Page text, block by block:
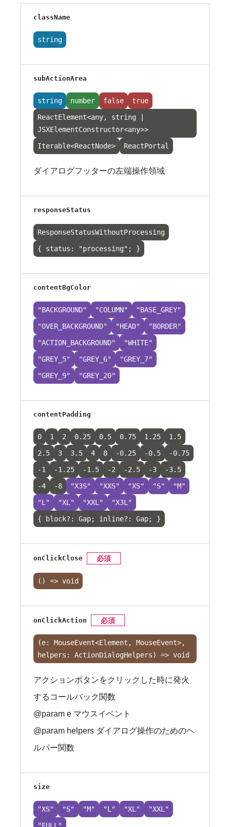
className
string
subActionArea
string number false
true
ReactElement<any, string |
JSXElementConstructor<any>>
Iterable<ReactNode>
ReactPortal
ダイアログフッターの左端操作領域
responseStatus
ResponseStatusWithoutProcessing
{ status: "processing"; }
contentBgColor
"BACKGROUND" "COLUMN"
"BASE_GREY"
"OVER_BACKGROUND"
"HEAD"
"BORDER"
"ACTION_BACKGROUND"
"WHITE"
"GREY_5"
"GREY_6"
"GREY_7"
"GREY_9"
"GREY_20"
contentPadding
0 1 2 0.25 0.5 0.75 1.25
1.5
2.5
3 3.5 4 8 -0.25 -0.5
-0.75
-1
-1.25 -1.5 -2 -2.5 -3
-3.5
-4
-8 "X3S" "XXS" "XS" "S"
"M"
"L"
"XL" "XXL"
"X3L"
{ block?: Gap; inline?: Gap; }
onClickClose 必須
() => void
onClickAction 必須
(e: MouseEvent<Element, MouseEvent>,
helpers: ActionDialogHelpers) => void
アクションボタンをクリックした時に発火
するコールバック関数
@param e マウスイベント
@param helpers ダイアログ操作のためのヘ
ルパー関数
size
"XS" "S" "M" "L" "XL"
"XXL"